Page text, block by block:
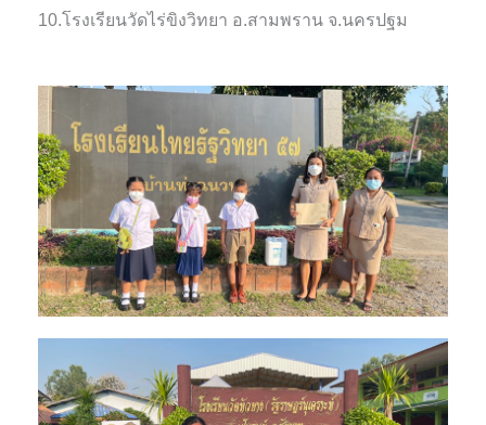
10.โรงเรียนวัดไร่ขิงวิทยา อ.สามพราน จ.นครปฐม